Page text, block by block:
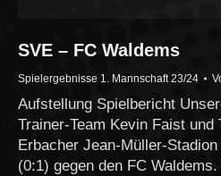
SVE – FC Waldems
Spielergebnisse 1. Mannschaft 23/24
Aufstellung Spielbericht
Trainer-Team Kevin Faist
Erbacher Jean-Müller-
(0:1) gegen den FC